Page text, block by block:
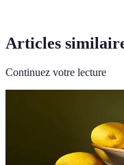
Articles
Continuez votre lecture